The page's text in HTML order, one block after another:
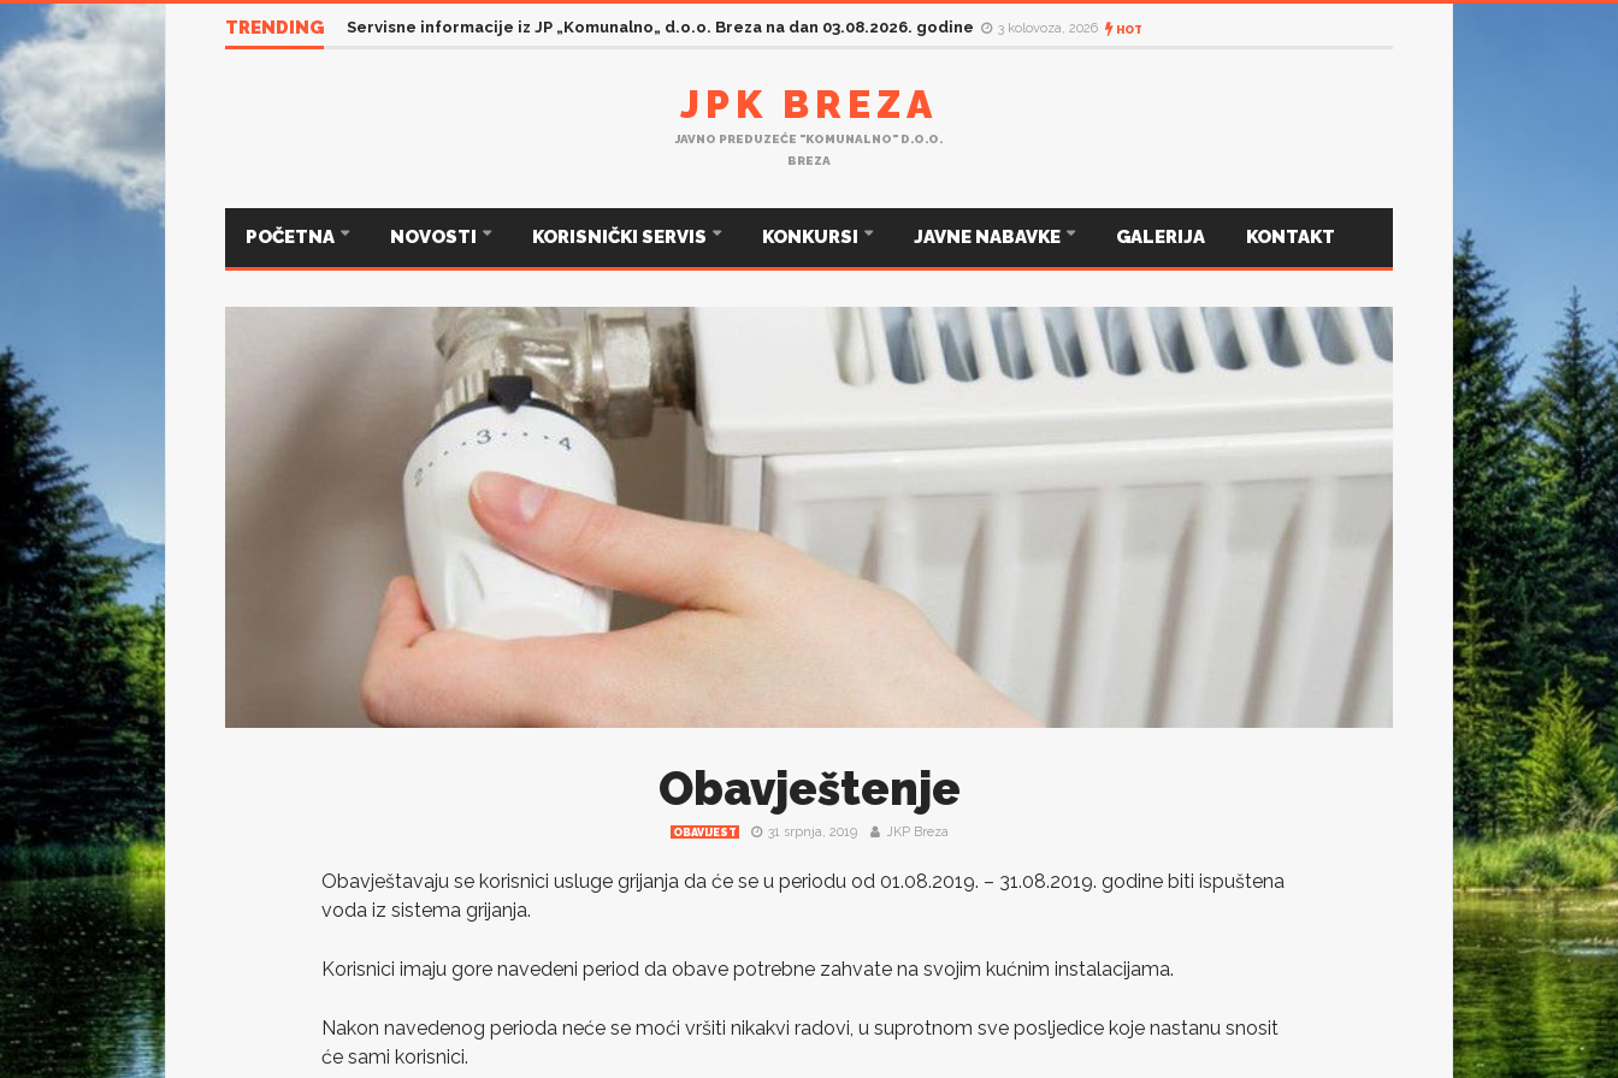
TRENDING Servisne informacije iz JP „Komunalno„ d.o.o. Breza na dan 03.08.2026. godine 3 kolovoza, 2026 HOT
JPK BREZA
JAVNO PREDUZEĆE "KOMUNALNO" D.O.O.
BREZA
POČETNA NOVOSTI KORISNIČKI SERVIS KONKURSI JAVNE NABAVKE GALERIJA KONTAKT
Obavještenje
OBAVIJEST 31 srpnja, 2019 JKP Breza
Obavještavaju se korisnici usluge grijanja da će se u periodu od 01.08.2019. – 31.08.2019. godine biti ispuštena
voda iz sistema grijanja.
Korisnici imaju gore navedeni period da obave potrebne zahvate na svojim kućnim instalacijama.
Nakon navedenog perioda neće se moći vršiti nikakvi radovi, u suprotnom sve posljedice koje nastanu snosit
će sami korisnici.